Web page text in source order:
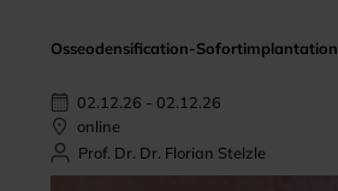
Osseodensification-Sofortimplantation
02.12.26 - 02.12.26
online
Prof. Dr. Dr. Florian Stelzle